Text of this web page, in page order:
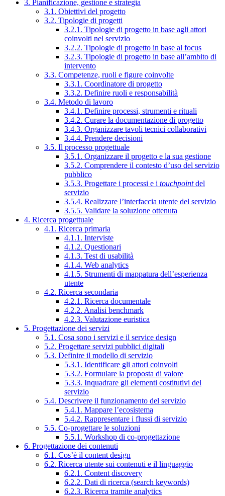
3. Pianificazione, gestione e strategia
3.1. Obiettivi del progetto
3.2. Tipologie di progetti
3.2.1. Tipologie di progetto in base agli attori
coinvolti nel servizio
3.2.2. Tipologie di progetto in base al focus
3.2.3. Tipologie di progetto in base all’ambito di
intervento
3.3. Competenze, ruoli e figure coinvolte
3.3.1. Coordinatore di progetto
3.3.2. Definire ruoli e responsabilità
3.4. Metodo di lavoro
3.4.1. Definire processi, strumenti e rituali
3.4.2. Curare la documentazione di progetto
3.4.3. Organizzare tavoli tecnici collaborativi
3.4.4. Prendere decisioni
3.5. Il processo progettuale
3.5.1. Organizzare il progetto e la sua gestione
3.5.2. Comprendere il contesto d’uso del servizio
pubblico
3.5.3. Progettare i processi e i touchpointdel
servizio
3.5.4. Realizzare l’interfaccia utente del servizio
3.5.5. Validare la soluzione ottenuta
4. Ricerca progettuale
4.1. Ricerca primaria
4.1.1. Interviste
4.1.2. Questionari
4.1.3. Test di usabilità
4.1.4. Web analytics
4.1.5. Strumenti di mappatura dell’esperienza
utente
4.2. Ricerca secondaria
4.2.1. Ricerca documentale
4.2.2. Analisi benchmark
4.2.3. Valutazione euristica
5. Progettazione dei servizi
5.1. Cosa sono i servizi e il service design
5.2. Progettare servizi pubblici digitali
5.3. Definire il modello di servizio
5.3.1. Identificare gli attori coinvolti
5.3.2. Formulare la proposta di valore
5.3.3. Inquadrare gli elementi costitutivi del
servizio
5.4. Descrivere il funzionamento del servizio
5.4.1. Mappare l’ecosistema
5.4.2. Rappresentare i flussi di servizio
5.5. Co-progettare le soluzioni
5.5.1. Workshop di co-progettazione
6. Progettazione dei contenuti
6.1. Cos’è il content design
6.2. Ricerca utente sui contenuti e il linguaggio
6.2.1. Content discovery
6.2.2. Dati di ricerca (search keywords)
6.2.3. Ricerca tramite analytics